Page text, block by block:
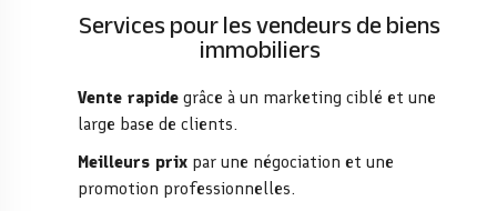
Services pour les vendeurs de biens
immobiliers
Vente rapide grâce à un marketing ciblé et une
large base de clients.
Meilleurs prix par une négociation et une
promotion professionnelles.